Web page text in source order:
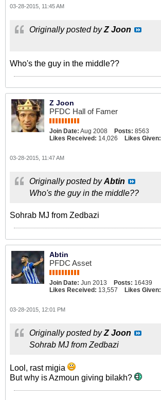
03-28-2015, 11:45 AM
Originally posted byZ Joon
Who's the guy in the middle??
Z Joon
PFDC Hall of Famer
Join Date: Aug 2008 Posts: 8563
Likes Received: 14,026 Likes Given:
03-28-2015, 11:47 AM
Originally posted byAbtin
Who's the guy in the middle??
Sohrab MJ from Zedbazi
Abtin
PFDC Asset
Join Date: Jun 2013 Posts: 16439
Likes Received: 13,557 Likes Given:
03-28-2015, 12:01 PM
Originally posted byZ Joon
Sohrab MJ from Zedbazi
Lool, rast migia
But why is Azmoun giving bilakh?